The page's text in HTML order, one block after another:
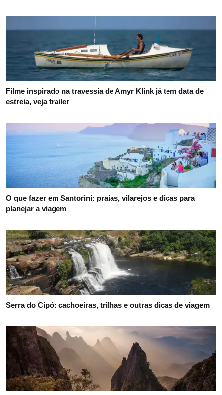
Filme inspirado na travessia de Amyr Klink já tem data de
estreia, veja trailer
O que fazer em Santorini: praias, vilarejos e dicas para
planejar a viagem
Serra do Cipó: cachoeiras, trilhas e outras dicas de viagem